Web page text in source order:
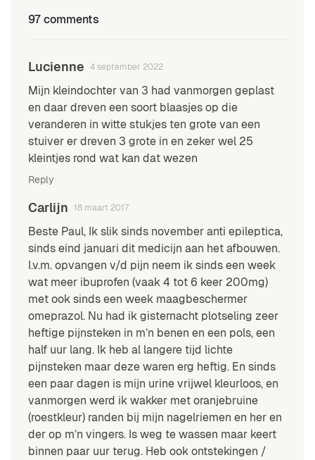
97 comments
Lucienne 4 september 2022
Mijn kleindochter van 3 had vanmorgen geplast
en daar dreven een soort blaasjes op die
veranderen in witte stukjes ten grote van een
stuiver er dreven 3 grote in en zeker wel 25
kleintjes rond wat kan dat wezen
Reply
Carlijn 18 maart 2017
Beste Paul, Ik slik sinds november anti epileptica,
sinds eind januari dit medicijn aan het afbouwen.
I.v.m. opvangen v/d pijn neem ik sinds een week
wat meer ibuprofen (vaak 4 tot 6 keer 200mg)
met ook sinds een week maagbeschermer
omeprazol. Nu had ik gisternacht plotseling zeer
heftige pijnsteken in m’n benen en een pols, een
half uur lang. Ik heb al langere tijd lichte
pijnsteken maar deze waren erg heftig. En sinds
een paar dagen is mijn urine vrijwel kleurloos, en
vanmorgen werd ik wakker met oranjebruine
(roestkleur) randen bij mijn nagelriemen en her en
der op m’n vingers. Is weg te wassen maar keert
binnen paar uur terug. Heb ook ontstekingen /